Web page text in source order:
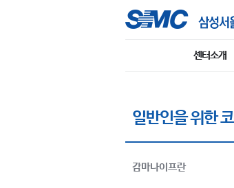
센터소개
일반인을 위한
감마나이프란